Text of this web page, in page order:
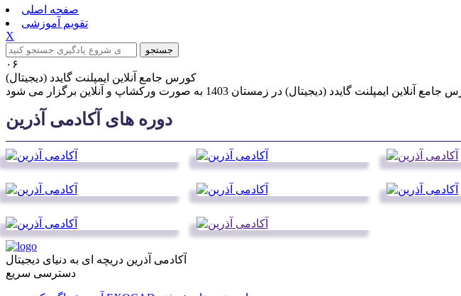
صفحه اصلی
تقویم آموزشی
X
جستجو
۰۶
کورس جامع آنلاین ایمپلنت گایدد (دیجیتال)
دوره های آکادمی آذرین
آکادمی آذرین دریچه ای به دنیای دیجیتال
دسترسی سریع